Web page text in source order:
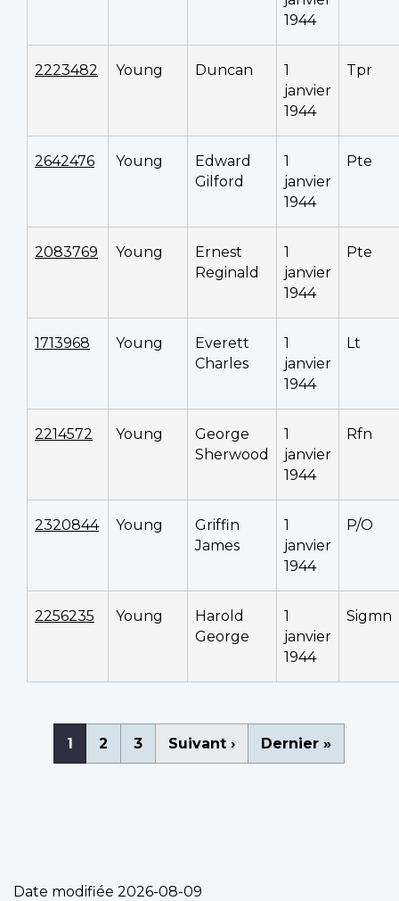
1944
2223482 Young Duncan
1
janvier
1944
Tpr
2642476 Young
Edward
Gilford
1
janvier
1944
Pte
2083769 Young
Ernest
Reginald
1
janvier
1944
Pte
1713968 Young
Everett
Charles
1
janvier
1944
Lt
2214572 Young
George
Sherwood
1
janvier
1944
Rfn
2320844 Young
Griffin
James
1
janvier
1944
P/O
2256235 Young
Harold
George
1
janvier
1944
Sigmn
Pagination
Page
courante
1 Page
2 Page
3
Page
suivante
Suivant ›
Dernière
page
Dernier »
Date modifiée 2026-08-09